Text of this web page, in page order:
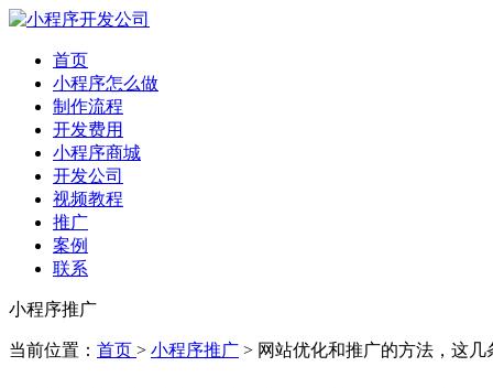
首页
小程序怎么做
制作流程
开发费用
小程序商城
开发公司
视频教程
推广
案例
联系
小程序推广
当前位置： 首页 > 小程序推广 > 网站优化和推广的方法，这几